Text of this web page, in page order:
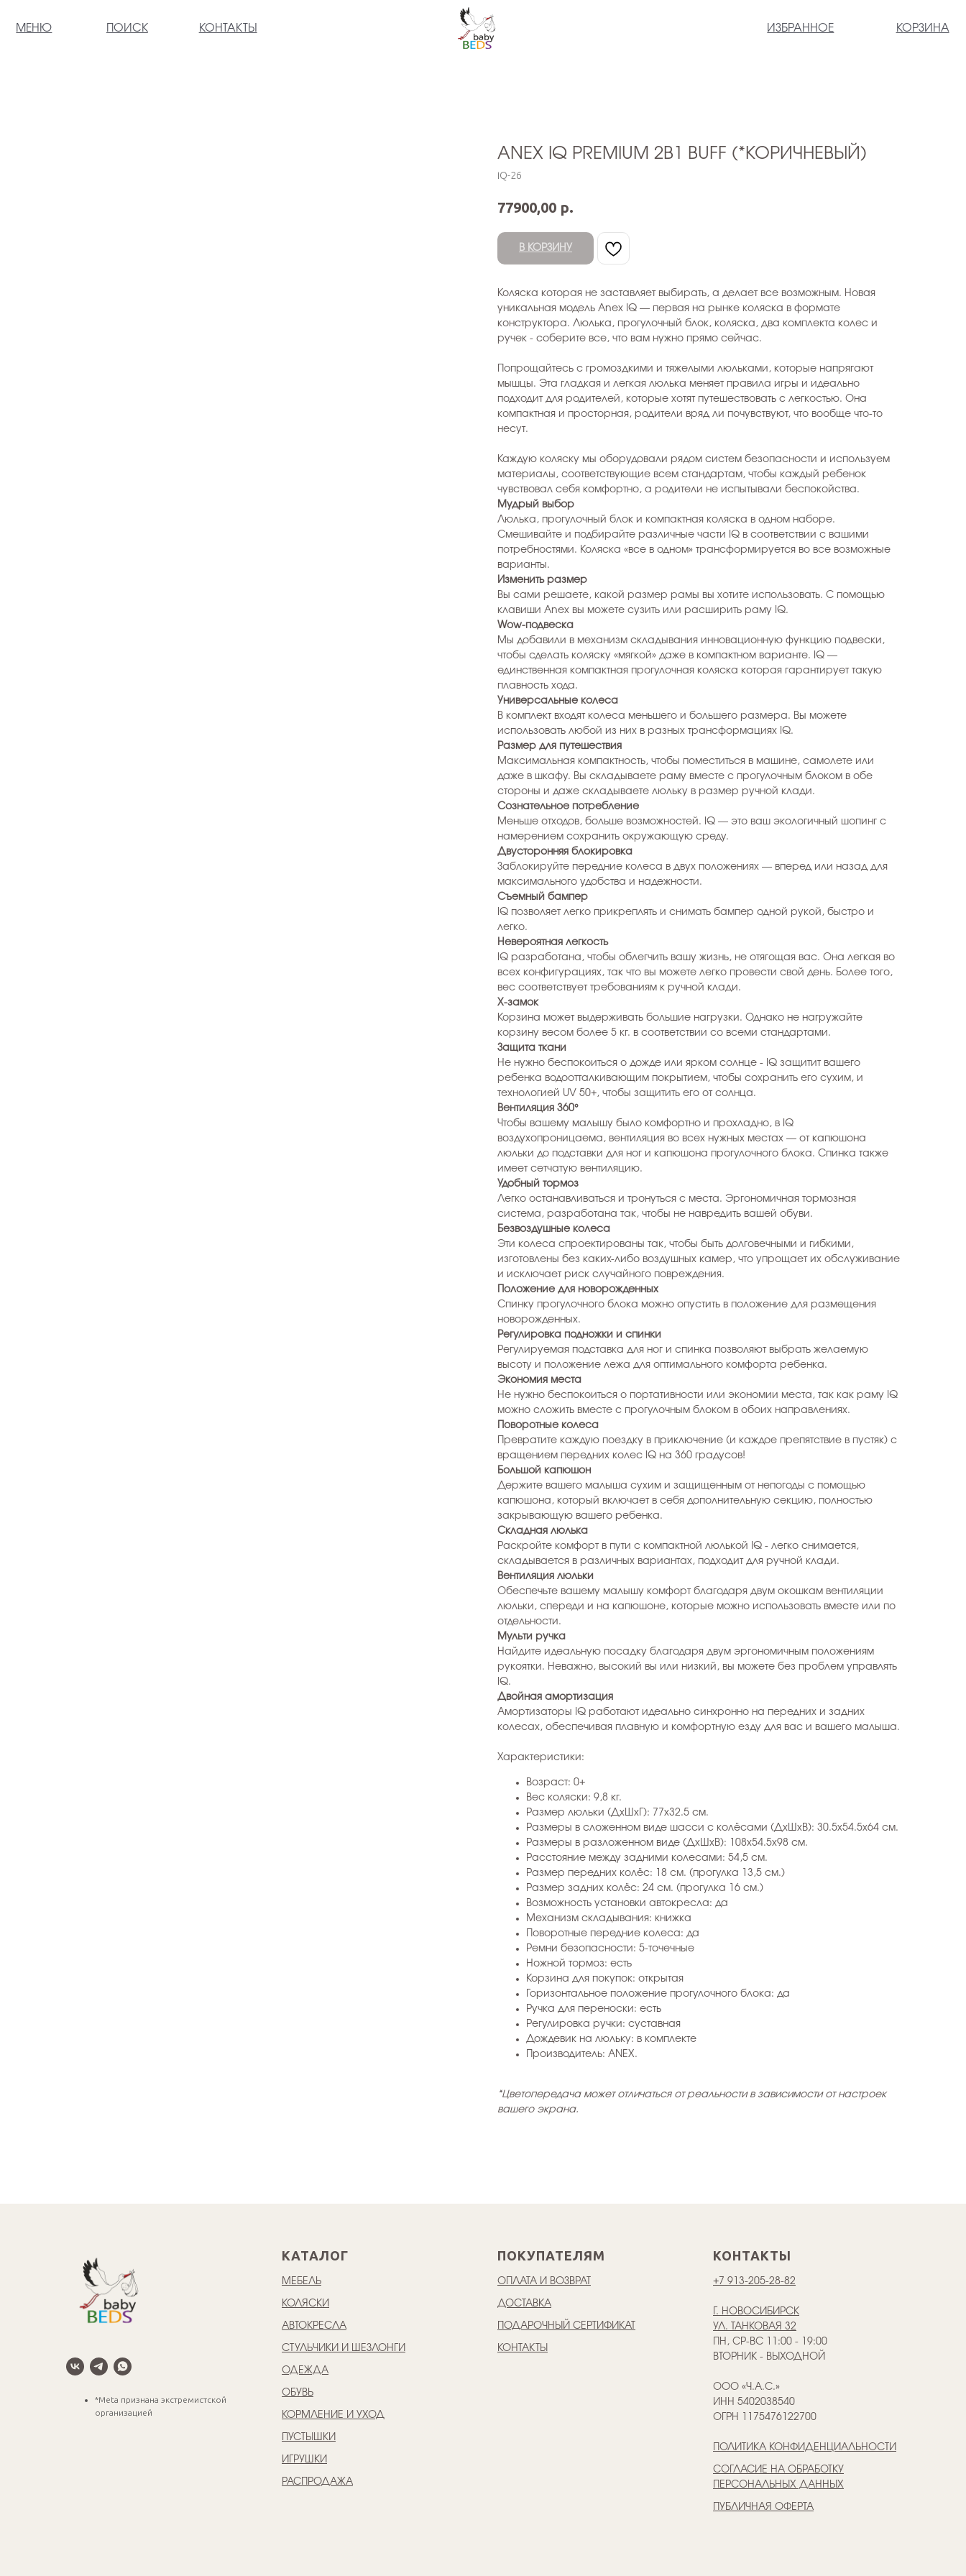
КОРЗИНА
КОНТАКТЫ
ПОИСК
МЕНЮ
ANEX IQ PREMIUM 2В1 BUFF (*КОРИЧНЕВЫЙ)
iQ-26
77900,00 р.
В КОРЗИНУ
Коляска которая не заставляет выбирать, а делает все возможным. Новая
уникальная модель Anex IQ — первая на рынке коляска в формате
конструктора. Люлька, прогулочный блок, коляска, два комплекта колес и
ручек - соберите все, что вам нужно прямо сейчас.
Попрощайтесь с громоздкими и тяжелыми люльками, которые напрягают
мышцы. Эта гладкая и легкая люлька меняет правила игры и идеально
подходит для родителей, которые хотят путешествовать с легкостью. Она
компактная и просторная, родители вряд ли почувствуют, что вообще что-то
несут.
Каждую коляску мы оборудовали рядом систем безопасности и используем
материалы, соответствующие всем стандартам, чтобы каждый ребенок
чувствовал себя комфортно, а родители не испытывали беспокойства.
Мудрый выбор
Люлька, прогулочный блок и компактная коляска в одном наборе.
Смешивайте и подбирайте различные части IQ в соответствии с вашими
потребностями. Коляска «все в одном» трансформируется во все возможные
варианты.
Изменить размер
Вы сами решаете, какой размер рамы вы хотите использовать. С помощью
клавиши Anex вы можете сузить или расширить раму IQ.
Wow-подвеска
Мы добавили в механизм складывания инновационную функцию подвески,
чтобы сделать коляску «мягкой» даже в компактном варианте. IQ —
единственная компактная прогулочная коляска которая гарантирует такую ​​
плавность хода.
Универсальные колеса
В комплект входят колеса меньшего и большего размера. Вы можете
использовать любой из них в разных трансформациях IQ.
Размер для путешествия
Максимальная компактность, чтобы поместиться в машине, самолете или
даже в шкафу. Вы складываете раму вместе с прогулочным блоком в обе
стороны и даже складываете люльку в размер ручной клади.
Сознательное потребление
Меньше отходов, больше возможностей. IQ — это ваш экологичный шопинг с
намерением сохранить окружающую среду.
Двусторонняя блокировка
Заблокируйте передние колеса в двух положениях — вперед или назад для
максимального удобства и надежности.
Съемный бампер
IQ позволяет легко прикреплять и снимать бампер одной рукой, быстро и
легко.
Невероятная легкость
IQ разработана, чтобы облегчить вашу жизнь, не отягощая вас. Она легкая во
всех конфигурациях, так что вы можете легко провести свой день. Более того,
вес соответствует требованиям к ручной клади.
X-замок
Корзина может выдерживать большие нагрузки. Однако не нагружайте
корзину весом более 5 кг. в соответствии со всеми стандартами.
Защита ткани
Не нужно беспокоиться о дожде или ярком солнце - IQ защитит вашего
ребенка водоотталкивающим покрытием, чтобы сохранить его сухим, и
технологией UV 50+, чтобы защитить его от солнца.
Вентиляция 360°
Чтобы вашему малышу было комфортно и прохладно, в IQ
воздухопроницаема, вентиляция во всех нужных местах — от капюшона
люльки до подставки для ног и капюшона прогулочного блока. Спинка также
имеет сетчатую вентиляцию.
Удобный тормоз
Легко останавливаться и тронуться с места. Эргономичная тормозная
система, разработана так, чтобы не навредить вашей обуви.
Безвоздушные колеса
Эти колеса спроектированы так, чтобы быть долговечными и гибкими,
изготовлены без каких-либо воздушных камер, что упрощает их обслуживание
и исключает риск случайного повреждения.
Положение для новорожденных
Спинку прогулочного блока можно опустить в положение для размещения
новорожденных.
Регулировка подножки и спинки
Регулируемая подставка для ног и спинка позволяют выбрать желаемую
высоту и положение лежа для оптимального комфорта ребенка.
Экономия места
Не нужно беспокоиться о портативности или экономии места, так как раму IQ
можно сложить вместе с прогулочным блоком в обоих направлениях.
Поворотные колеса
Превратите каждую поездку в приключение (и каждое препятствие в пустяк) с
вращением передних колес IQ на 360 градусов!
Большой капюшон
Держите вашего малыша сухим и защищенным от непогоды с помощью
капюшона, который включает в себя дополнительную секцию, полностью
закрывающую вашего ребенка.
Складная люлька
Раскройте комфорт в пути с компактной люлькой IQ - легко снимается,
складывается в различных вариантах, подходит для ручной клади.
Вентиляция люльки
Обеспечьте вашему малышу комфорт благодаря двум окошкам вентиляции
люльки, спереди и на капюшоне, которые можно использовать вместе или по
отдельности.
Мульти ручка
Найдите идеальную посадку благодаря двум эргономичным положениям
рукоятки. Неважно, высокий вы или низкий, вы можете без проблем управлять
IQ.
Двойная амортизация
Амортизаторы IQ работают идеально синхронно на передних и задних
колесах, обеспечивая плавную и комфортную езду для вас и вашего малыша.
Характеристики:
Возраст: 0+
Вес коляски: 9,8 кг.
Размер люльки (ДхШхГ): 77x32.5 см.
Размеры в сложенном виде шасси с колёсами (ДхШхВ): 30.5x54.5x64 см.
Размеры в разложенном виде (ДхШхВ): 108x54.5x98 см.
Расстояние между задними колесами: 54,5 см.
Размер передних колёс: 18 см. (прогулка 13,5 см.)
Размер задних колёс: 24 см. (прогулка 16 см.)
Возможность установки автокресла: да
Механизм складывания: книжка
Поворотные передние колеса: да
Ремни безопасности: 5-точечные
Ножной тормоз: есть
Корзина для покупок: открытая
Горизонтальное положение прогулочного блока: да
Ручка для переноски: есть
Регулировка ручки: суставная
Дождевик на люльку: в комплекте
Производитель: ANEX.
*Цветопередача может отличаться от реальности в зависимости от настроек
вашего экрана.
*Meta признана экстремистской
организацией
КАТАЛОГ
МЕБЕЛЬ
КОЛЯСКИ
АВТОКРЕСЛА
СТУЛЬЧИКИ И ШЕЗЛОНГИ
ОДЕЖДА
ОБУВЬ
КОРМЛЕНИЕ И УХОД
ПУСТЫШКИ
ИГРУШКИ
РАСПРОДАЖА
ПОКУПАТЕЛЯМ
ОПЛАТА И ВОЗВРАТ
ДОСТАВКА
ПОДАРОЧНЫЙ СЕРТИФИКАТ
КОНТАКТЫ
КОНТАКТЫ
+7 913-205-28-82
Г. НОВОСИБИРСК
УЛ. ТАНКОВАЯ 32
ПН, СР-ВС 11:00 - 19:00
ВТОРНИК - ВЫХОДНОЙ
ООО «Ч.А.С.»
ИНН 5402038540
ОГРН 1175476122700
ПОЛИТИКА КОНФИДЕНЦИАЛЬНОСТИ
СОГЛАСИЕ НА ОБРАБОТКУ
ПЕРСОНАЛЬНЫХ ДАННЫХ
ПУБЛИЧНАЯ ОФЕРТА